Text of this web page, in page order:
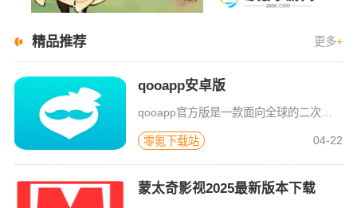
精品推荐 更多+
qooapp安卓版
qooapp官方版是一款面向全球的二次元游戏资讯平台，它融合玩家社群、媒体资讯、游戏商店于一体，旨在汇聚全球热爱ACG的玩家，为他们创造有趣有爱有价值的产品和服务。为二次元游戏爱好者提供上万款游戏下载
零氪下载站 04-22
蒙太奇影视2025最新版本下载